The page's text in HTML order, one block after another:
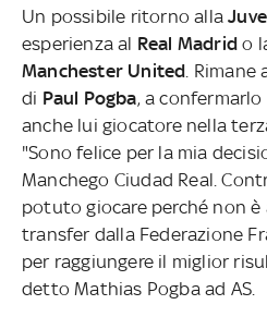
Un possibile ritorno alla
esperienza al Real Madrid o
Manchester United .
di Paul Pogba, a
anche lui giocatore nella
"Sono felice per la mia
Manchego Ciudad Real.
potuto giocare perché non
transfer dalla Federazione
per raggiungere il miglior
detto Mathias Pogba ad AS.